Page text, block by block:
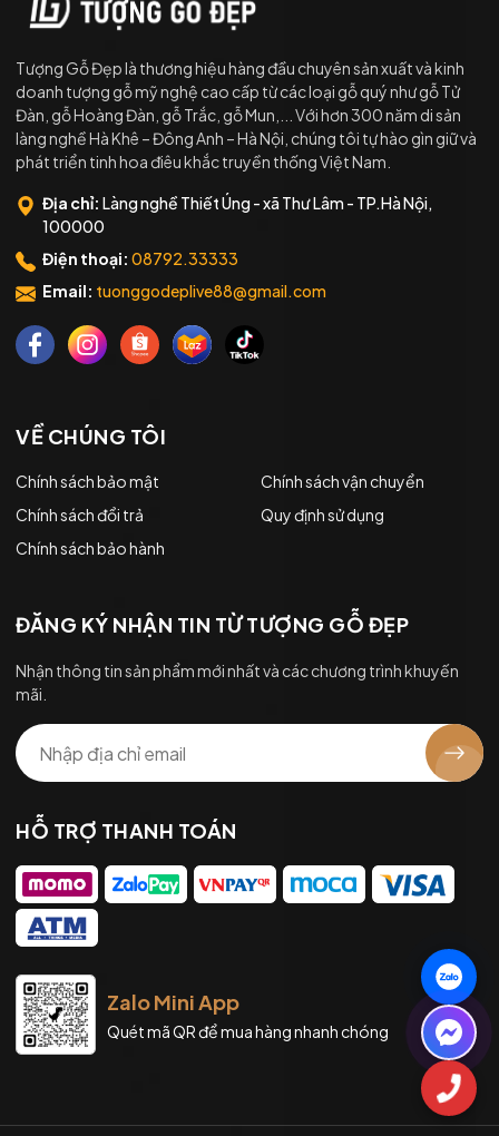
Tượng Gỗ Đẹp là thương hiệu hàng đầu chuyên sản xuất và kinh
doanh tượng gỗ mỹ nghệ cao cấp từ các loại gỗ quý như gỗ Tử
Đàn, gỗ Hoàng Đàn, gỗ Trắc, gỗ Mun,... Với hơn 300 năm di sản
làng nghề Hà Khê – Đông Anh – Hà Nội, chúng tôi tự hào gìn giữ và
phát triển tinh hoa điêu khắc truyền thống Việt Nam.
Địa chỉ: Làng nghề Thiết Úng - xã Thư Lâm - TP.Hà Nội,
100000
Điện thoại: 08792.33333
Email: tuonggodeplive88@gmail.com
VỀ CHÚNG TÔI
Chính sách bảo mật
Chính sách vận chuyển
Chính sách đổi trả
Quy định sử dụng
Chính sách bảo hành
ĐĂNG KÝ NHẬN TIN TỪ TƯỢNG GỖ ĐẸP
Nhận thông tin sản phẩm mới nhất và các chương trình khuyến
mãi.
HỖ TRỢ THANH TOÁN
Zalo Mini App
Quét mã QR để mua hàng nhanh chóng